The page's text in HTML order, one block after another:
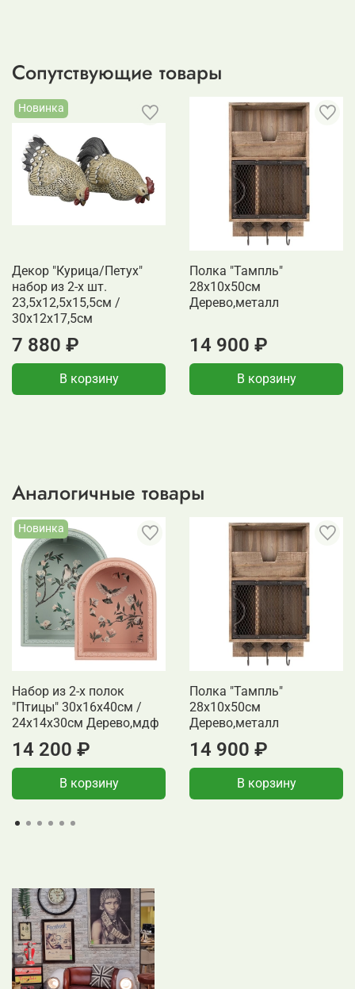
Сопутствующие товары
Новинка
Декор "Курица/Петух"
набор из 2-х шт.
23,5x12,5x15,5см /
30x12x17,5см
7 880 ₽
В корзину
Полка "Тампль"
28x10x50см
Дерево,металл
14 900 ₽
В корзину
Аналогичные товары
Новинка
Набор из 2-х полок
"Птицы" 30x16x40см /
24x14x30см Дерево,мдф
14 200 ₽
В корзину
Полка "Тампль"
28x10x50см
Дерево,металл
14 900 ₽
В корзину